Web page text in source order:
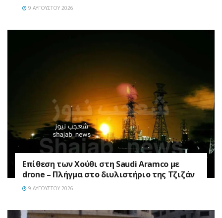
9 ΑΥΓΟΎΣΤΟΥ 2026
Επίθεση των Χούθι στη Saudi Aramco με
drone – Πλήγμα στο διυλιστήριο της Τζιζάν
9 ΑΥΓΟΎΣΤΟΥ 2026